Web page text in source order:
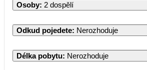
Osoby: 2 dospělí
Odkud pojedete: Nerozhoduje
Délka pobytu: Nerozhoduje